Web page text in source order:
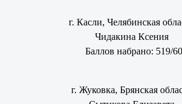
г. Касли, Челябинская
Чидакина Ксения
Баллов набрано: 519/
г. Жуковка, Брянская